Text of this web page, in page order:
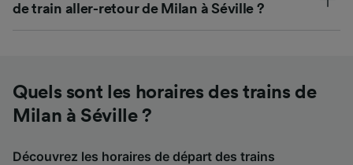
de train aller-retour de Milan à Séville ?
Quels sont les horaires des trains de
Milan à Séville ?
Découvrez les horaires de départ des trains